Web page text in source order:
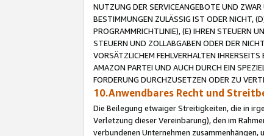
NUTZUNG DER SERVICEANGEBOTE UND
BESTIMMUNGEN ZULÄSSIG IST ODER NICHT,
PROGRAMMRICHTLINIE), (E) IHREN STEUERN
STEUERN UND ZOLLABGABEN ODER DER
VORSÄTZLICHEM FEHLVERHALTEN
AMAZON PARTEI UND AUCH DURCH EIN
FORDERUNG DURCHZUSETZEN ODER ZU
10.Anwendbares Recht und
Die Beilegung etwaiger Streitigkeiten, die in
Verletzung dieser Vereinbarung), den im
verbundenen Unternehmen